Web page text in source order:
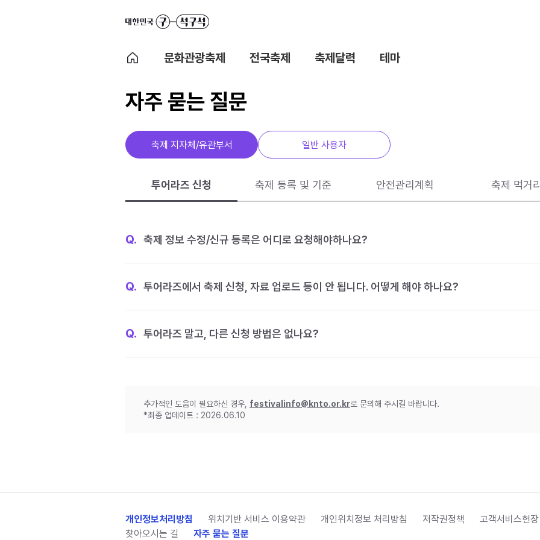
문화관광축제 전국축제 축제달력 테마
자주 묻는 질문
축제 지자체/유관부서 일반 사용자
투어라즈 신청 축제 등록 및 기준 안전관리계획 축제 먹거리
Q. 축제 정보 수정/신규 등록은 어디로 요청해야하나요?
Q. 투어라즈에서 축제 신청, 자료 업로드 등이 안 됩니다. 어떻게 해야 하나요?
Q. 투어라즈 말고, 다른 신청 방법은 없나요?
추가적인 도움이 필요하신 경우, festivalinfo@knto.or.kr로 문의해 주시길 바랍니다.
*최종 업데이트 : 2026.06.10
개인정보처리방침 위치기반 서비스 이용약관 개인위치정보 처리방침 저작권정책 고객서비스헌장
찾아오시는 길
자주 묻는 질문